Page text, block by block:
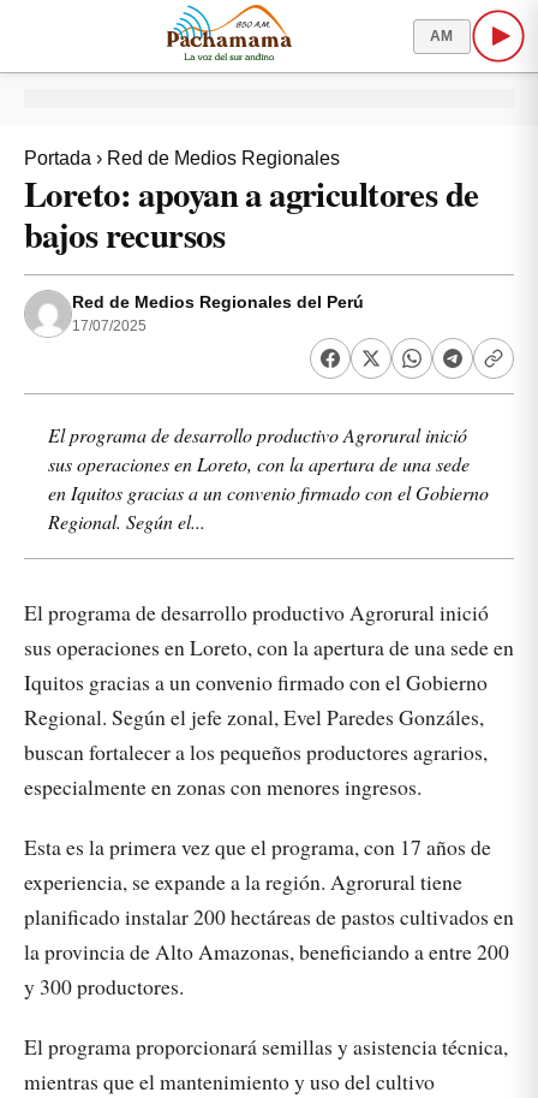
AM
Portada › Red de Medios Regionales
Loreto: apoyan a agricultores de
bajos recursos
Red de Medios Regionales del Perú
17/07/2025
El programa de desarrollo productivo Agrorural inició
sus operaciones en Loreto, con la apertura de una sede
en Iquitos gracias a un convenio firmado con el Gobierno
Regional. Según el...
El programa de desarrollo productivo Agrorural inició
sus operaciones en Loreto, con la apertura de una sede en
Iquitos gracias a un convenio firmado con el Gobierno
Regional. Según el jefe zonal, Evel Paredes Gonzáles,
buscan fortalecer a los pequeños productores agrarios,
especialmente en zonas con menores ingresos.
Esta es la primera vez que el programa, con 17 años de
experiencia, se expande a la región. Agrorural tiene
planificado instalar 200 hectáreas de pastos cultivados en
la provincia de Alto Amazonas, beneficiando a entre 200
y 300 productores.
El programa proporcionará semillas y asistencia técnica,
mientras que el mantenimiento y uso del cultivo